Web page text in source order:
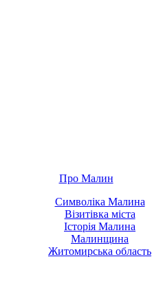
Про Малин
Символіка Малина
Візитівка міста
Історія Малина
Малинщина
Житомирська область